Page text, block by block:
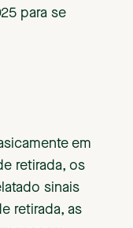
para se
em
retirada, os
sinais
retirada, as